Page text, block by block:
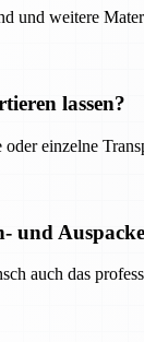
und weitere
lassen?
einzelne
und
auch das